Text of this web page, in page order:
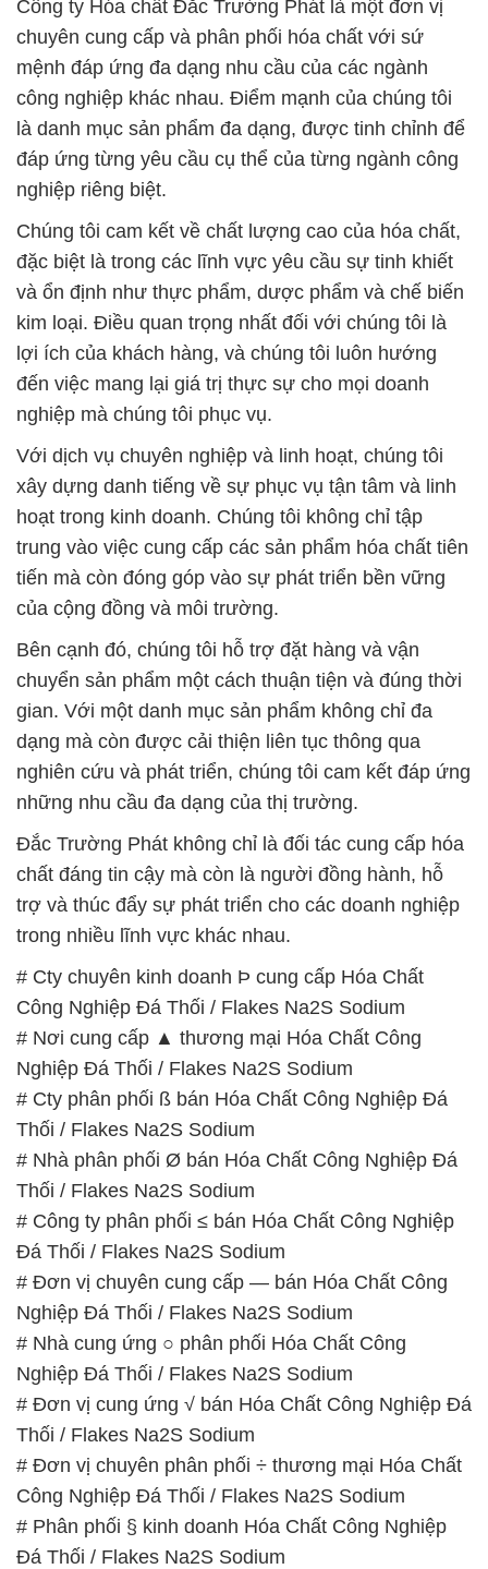
Công ty Hóa chất Đắc Trường Phát là một đơn vị
chuyên cung cấp và phân phối hóa chất với sứ
mệnh đáp ứng đa dạng nhu cầu của các ngành
công nghiệp khác nhau. Điểm mạnh của chúng tôi
là danh mục sản phẩm đa dạng, được tinh chỉnh để
đáp ứng từng yêu cầu cụ thể của từng ngành công
nghiệp riêng biệt.
Chúng tôi cam kết về chất lượng cao của hóa chất,
đặc biệt là trong các lĩnh vực yêu cầu sự tinh khiết
và ổn định như thực phẩm, dược phẩm và chế biến
kim loại. Điều quan trọng nhất đối với chúng tôi là
lợi ích của khách hàng, và chúng tôi luôn hướng
đến việc mang lại giá trị thực sự cho mọi doanh
nghiệp mà chúng tôi phục vụ.
Với dịch vụ chuyên nghiệp và linh hoạt, chúng tôi
xây dựng danh tiếng về sự phục vụ tận tâm và linh
hoạt trong kinh doanh. Chúng tôi không chỉ tập
trung vào việc cung cấp các sản phẩm hóa chất tiên
tiến mà còn đóng góp vào sự phát triển bền vững
của cộng đồng và môi trường.
Bên cạnh đó, chúng tôi hỗ trợ đặt hàng và vận
chuyển sản phẩm một cách thuận tiện và đúng thời
gian. Với một danh mục sản phẩm không chỉ đa
dạng mà còn được cải thiện liên tục thông qua
nghiên cứu và phát triển, chúng tôi cam kết đáp ứng
những nhu cầu đa dạng của thị trường.
Đắc Trường Phát không chỉ là đối tác cung cấp hóa
chất đáng tin cậy mà còn là người đồng hành, hỗ
trợ và thúc đẩy sự phát triển cho các doanh nghiệp
trong nhiều lĩnh vực khác nhau.
# Cty chuyên kinh doanh Þ cung cấp Hóa Chất
Công Nghiệp Đá Thối / Flakes Na2S Sodium
# Nơi cung cấp ▲ thương mại Hóa Chất Công
Nghiệp Đá Thối / Flakes Na2S Sodium
# Cty phân phối ß bán Hóa Chất Công Nghiệp Đá
Thối / Flakes Na2S Sodium
# Nhà phân phối Ø bán Hóa Chất Công Nghiệp Đá
Thối / Flakes Na2S Sodium
# Công ty phân phối ≤ bán Hóa Chất Công Nghiệp
Đá Thối / Flakes Na2S Sodium
# Đơn vị chuyên cung cấp — bán Hóa Chất Công
Nghiệp Đá Thối / Flakes Na2S Sodium
# Nhà cung ứng ○ phân phối Hóa Chất Công
Nghiệp Đá Thối / Flakes Na2S Sodium
# Đơn vị cung ứng √ bán Hóa Chất Công Nghiệp Đá
Thối / Flakes Na2S Sodium
# Đơn vị chuyên phân phối ÷ thương mại Hóa Chất
Công Nghiệp Đá Thối / Flakes Na2S Sodium
# Phân phối § kinh doanh Hóa Chất Công Nghiệp
Đá Thối / Flakes Na2S Sodium